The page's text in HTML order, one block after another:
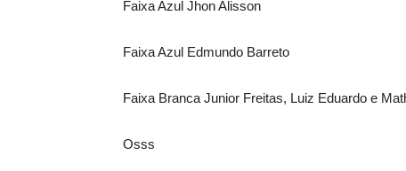
Faixa Azul Jhon Alisson
Faixa Azul Edmundo Barreto
Faixa Branca Junior Freitas, Luiz Eduardo e
Osss